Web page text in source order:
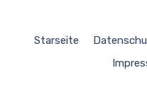
Starseite